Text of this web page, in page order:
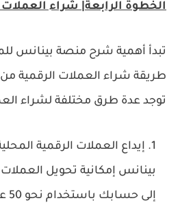
الخطوة الرابعة| شراء العملات
تبدأ أهمية شرح منصة بينانس
طريقة شراء العملات الرقمية
توجد عدة طرق مختلفة لشراء
إيداع العملات الرقمية
بينانس إمكانية تحويل